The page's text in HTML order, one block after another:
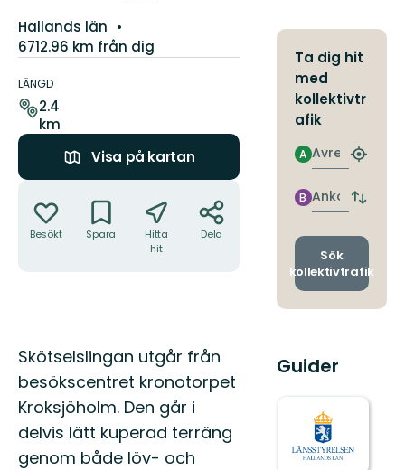
Län:
Hallands län
6712.96 km från dig
om
leden
LÄNGD
2.4
km
Visa på kartan
Besökt Spara
Hitta
hit
Dela
Beskrivning
Skötselslingan utgår från
besökscentret kronotorpet
Kroksjöholm. Den går i
delvis lätt kuperad terräng
genom både löv- och
Ta dig hit
med
kollektivtr
afik
Avresa
A
Hitta
Ankomst
B
Byt
och
Sök
kollektivtrafik
Guider